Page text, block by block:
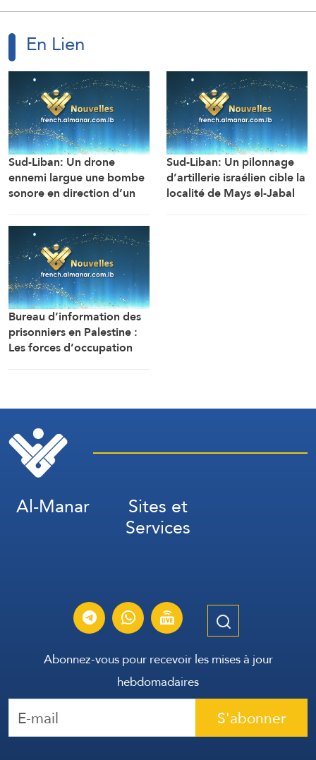
En Lien
Sud-Liban: Un drone
ennemi largue une bombe
sonore en direction d’un
l’armée libanaise alors
qu’il travaillait à
l’ouverture de la route de
la localité d’Al-Mansouri
(Correspondant d’Al-
Manar)
Sud-Liban: Un pilonnage
d’artillerie israélien cible la
localité de Mays el-Jabal
Bureau d’information des
prisonniers en Palestine :
Les forces d’occupation
centres de détention et
d’interrogatoire après
avoir libéré la majorité des
détenus.
Al-Manar Sites et
Services
Abonnez-vous pour recevoir les mises à jour
hebdomadaires
S'abonner